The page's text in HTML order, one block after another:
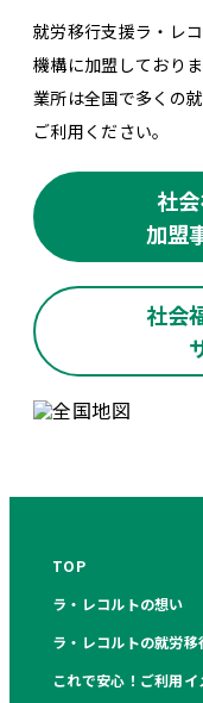
就労移行支援ラ・レ
機構に加盟しており
業所は全国で多くの
ご利用ください。
社
加盟
社会
TOP
ラ・レコルトの想い
ラ・レコルトの就労移
これで安心！ご利用イ